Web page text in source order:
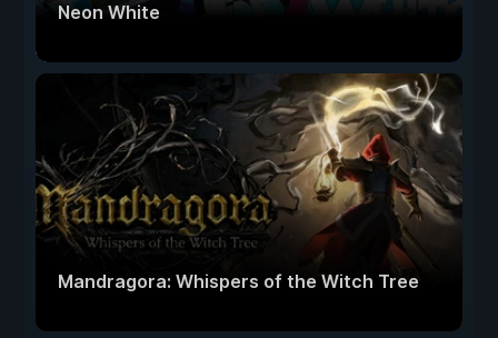
Neon White
Mandragora: Whispers of the Witch Tree